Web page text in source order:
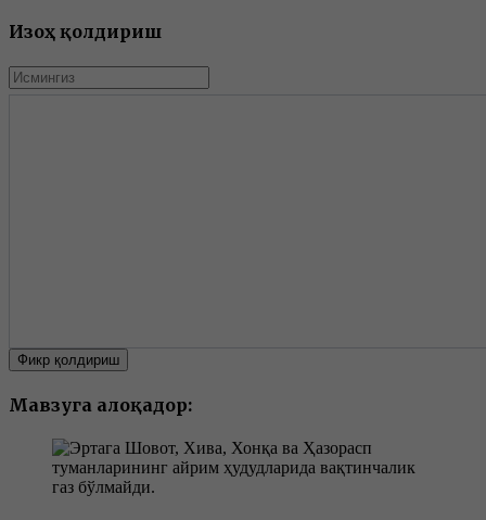
Изоҳ қолдириш
Фикр қолдириш
Мавзуга алоқадор: